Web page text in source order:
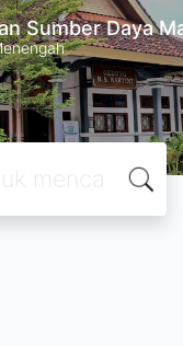
Sumber Daya